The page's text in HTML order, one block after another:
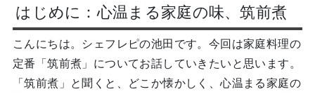
はじめに：心温まる家庭の味、筑前煮
こんにちは。シェフレピの池田です。今回は家庭料理の
定番「筑前煮」についてお話していきたいと思います。
「筑前煮」と聞くと、どこか懐かしく、心温まる家庭の